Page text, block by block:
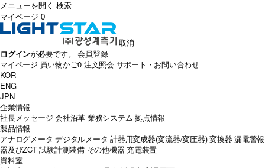
メニューを開く 検索
マイページ 0
取消
ログインが必要です。
会員登録
マイページ 買い物かご0 注文照会 サポート・お問い合わせ
KOR
ENG
JPN
企業情報
社長メッセージ 会社沿革 業務システム 拠点情報
製品情報
アナログメータ デジタルメータ 計器用変成器(変流器/変圧器)変換器 漏電警報
器及びZCT試験計測装備 その他機器 充電装置
資料室